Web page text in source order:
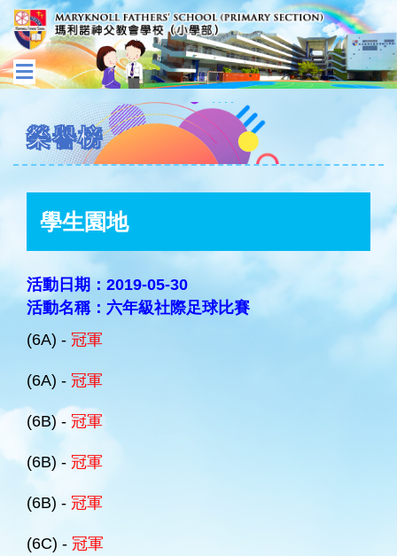
榮譽榜
學生園地
活動日期：2019-05-30
活動名稱：六年級社際足球比賽
(6A) - 冠軍
(6A) - 冠軍
(6B) - 冠軍
(6B) - 冠軍
(6B) - 冠軍
(6C) - 冠軍